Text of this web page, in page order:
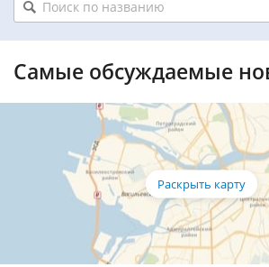
Самые обсуждаемые